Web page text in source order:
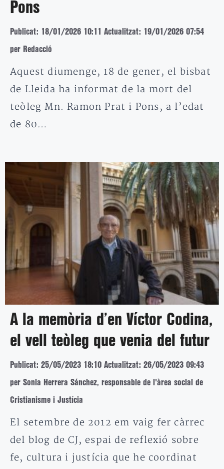
Pons
Publicat: 18/01/2026 10:11 Actualitzat: 19/01/2026 07:54
per Redacció
Aquest diumenge, 18 de gener, el bisbat
de Lleida ha informat de la mort del
teòleg Mn. Ramon Prat i Pons, a l’edat
de 80…
A la memòria d’en Víctor Codina,
el vell teòleg que venia del futur
Publicat: 25/05/2023 18:10 Actualitzat: 26/05/2023 09:43
per Sonia Herrera Sánchez, responsable de l'àrea social de
Cristianisme i Justícia
El setembre de 2012 em vaig fer càrrec
del blog de CJ, espai de reflexió sobre
fe, cultura i justícia que he coordinat